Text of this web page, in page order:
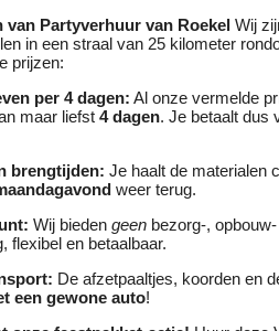
van Partyverhuur van Roekel Wij
in een straal van 25 kilometer
prijzen:
per 4 dagen: Al onze vermelde
maar liefst 4 dagen. Je betaalt dus
brengtijden: Je haalt de materialen
weer terug.
Wij bieden geen bezorg-,
flexibel en betaalbaar.
De afzetpaaltjes, koorden en
een gewone auto!